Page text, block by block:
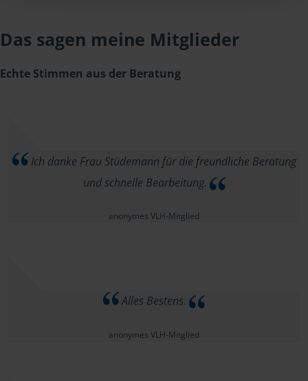
Das sagen meine Mitglieder
Echte Stimmen aus der Beratung
Ich danke Frau Stüdemann für die freundliche Beratung
und schnelle Bearbeitung.
anonymes VLH-Mitglied
Alles Bestens.
anonymes VLH-Mitglied